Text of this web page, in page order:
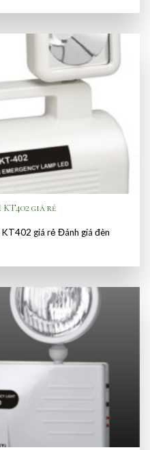
KT402 giá rẻ
giá rẻ Đánh giá đèn